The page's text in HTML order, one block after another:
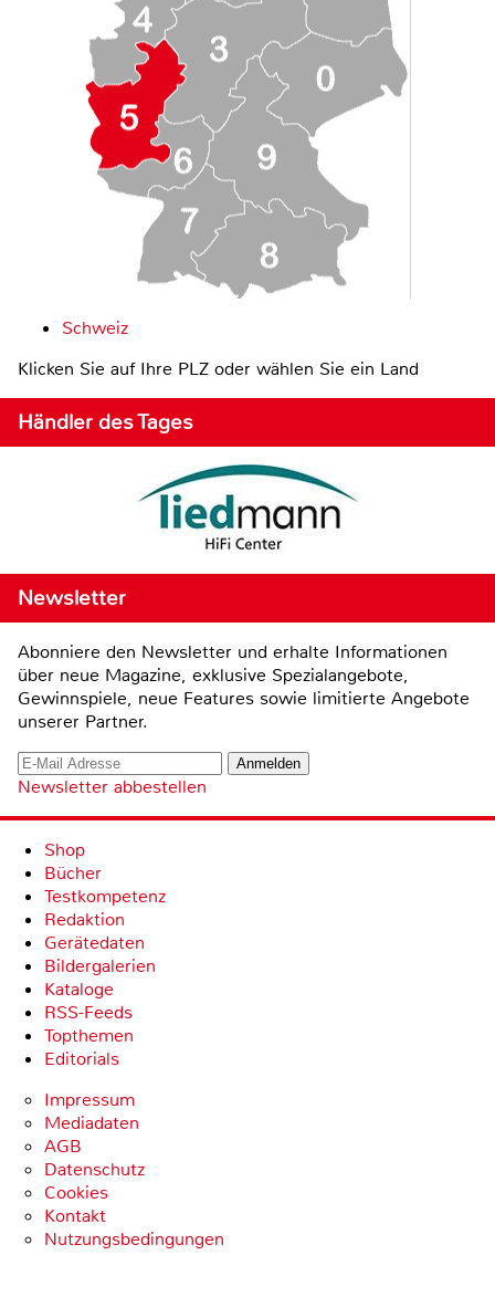
Schweiz
Klicken Sie auf Ihre PLZ oder wählen Sie ein Land
Händler des Tages
Newsletter
Abonniere den Newsletter und erhalte Informationen
über neue Magazine, exklusive Spezialangebote,
Gewinnspiele, neue Features sowie limitierte Angebote
unserer Partner.
Newsletter abbestellen
Shop
Bücher
Testkompetenz
Redaktion
Gerätedaten
Bildergalerien
Kataloge
RSS-Feeds
Topthemen
Editorials
Impressum
Mediadaten
AGB
Datenschutz
Cookies
Kontakt
Nutzungsbedingungen